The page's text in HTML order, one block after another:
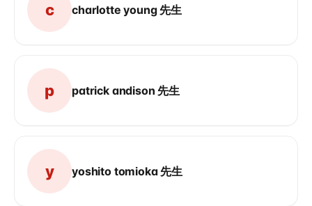
c charlotte young 先生
p patrick andison 先生
y yoshito tomioka 先生